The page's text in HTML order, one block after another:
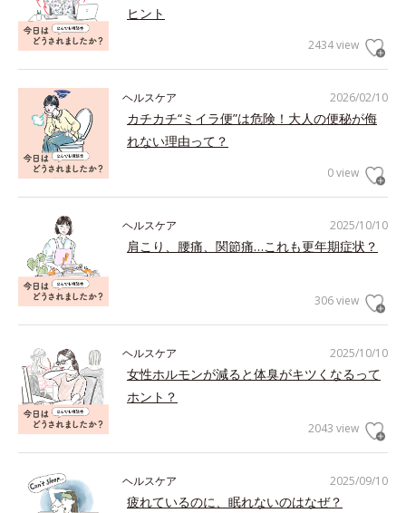
ヒント
2434 view
2026/02/10
ヘルスケア
カチカチ“ミイラ便”は危険！大人の便秘が侮
れない理由って？
0 view
2025/10/10
ヘルスケア
肩こり、腰痛、関節痛…これも更年期症状？
306 view
2025/10/10
ヘルスケア
女性ホルモンが減ると体臭がキツくなるって
ホント？
2043 view
2025/09/10
ヘルスケア
疲れているのに、眠れないのはなぜ？